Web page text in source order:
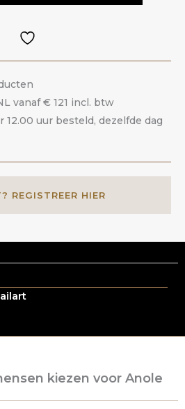
vanaf € 121 incl. btw
12.00 uur besteld, dezelfde dag
REGISTREER HIER
kiezen voor Anole